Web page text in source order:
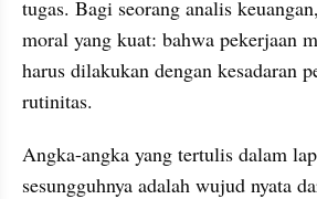
tugas. Bagi seorang analis
moral yang kuat: bahwa pekerjaan
harus dilakukan dengan kesadaran
rutinitas.
Angka-angka yang tertulis dalam
sesungguhnya adalah wujud nyata